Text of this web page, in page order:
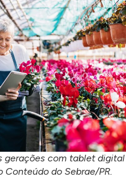
gerações com tablet digital
do Sebrae/PR.